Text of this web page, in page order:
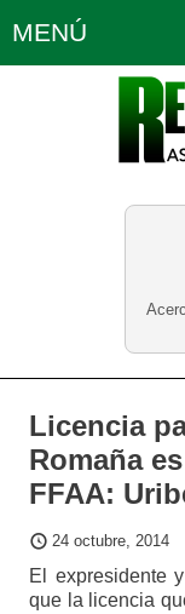
MENÚ
Política
Licencia
Romaña
FFAA:
24 octubre, 2014
El expresidente
que la licencia